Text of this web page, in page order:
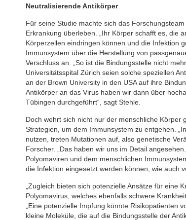
Neutralisierende Antikörper
Für seine Studie machte sich das
Erkrankung überleben. „Ihr Körper schafft es, die
Körperzellen eindringen können und die Infektion
Immunsystem über die Herstellung von
Verschluss an. „So ist die Bindungsstelle nicht
Universitätsspital Zürich seien solche speziellen
an der Brown University in den USA auf ihre
Antikörper an das Virus haben wir dann über
Tübingen durchgeführt“, sagt Stehle.
Doch wehrt sich nicht nur der menschliche
Strategien, um dem Immunsystem zu entgehen.
nutzen, treten Mutationen auf, also genetische
Forscher. „Das haben wir uns im Detail
Polyomaviren und dem menschlichen
die Infektion eingesetzt werden können, wie auch
„Zugleich bieten sich potenzielle Ansätze für eine
Polyomavirus, welches ebenfalls schwere
„Eine potenzielle Impfung könnte
kleine Moleküle, die auf die Bindungsstelle der